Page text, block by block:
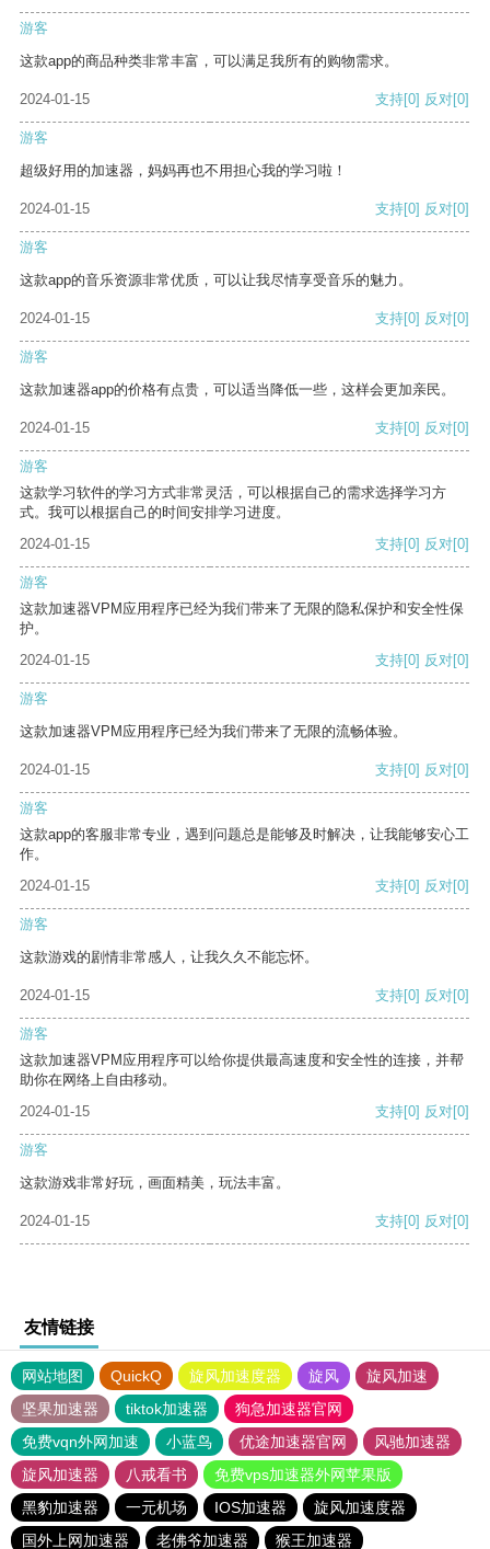
游客
这款app的商品种类非常丰富，可以满足我所有的购物需求。
2024-01-15 支持[0] 反对[0]
游客
超级好用的加速器，妈妈再也不用担心我的学习啦！
2024-01-15 支持[0] 反对[0]
游客
这款app的音乐资源非常优质，可以让我尽情享受音乐的魅力。
2024-01-15 支持[0] 反对[0]
游客
这款加速器app的价格有点贵，可以适当降低一些，这样会更加亲民。
2024-01-15 支持[0] 反对[0]
游客
这款学习软件的学习方式非常灵活，可以根据自己的需求选择学习方
式。我可以根据自己的时间安排学习进度。
2024-01-15
支持[0] 反对[0]
游客
这款加速器VPM应用程序已经为我们带来了无限的隐私保护和安全性保
护。
2024-01-15
支持[0] 反对[0]
游客
这款加速器VPM应用程序已经为我们带来了无限的流畅体验。
2024-01-15 支持[0] 反对[0]
游客
这款app的客服非常专业，遇到问题总是能够及时解决，让我能够安心工
作。
2024-01-15
支持[0] 反对[0]
游客
这款游戏的剧情非常感人，让我久久不能忘怀。
2024-01-15 支持[0] 反对[0]
游客
这款加速器VPM应用程序可以给你提供最高速度和安全性的连接，并帮
助你在网络上自由移动。
2024-01-15
支持[0] 反对[0]
游客
这款游戏非常好玩，画面精美，玩法丰富。
2024-01-15 支持[0] 反对[0]
友情链接
网站地图 QuickQ 旋风加速度器 旋风
旋风加速
坚果加速器
tiktok加速器
狗急加速器官网
免费vqn外网加速
小蓝鸟 优途加速器官网
风驰加速器
旋风加速器
八戒看书
免费vps加速器外网苹果版
黑豹加速器
一元机场 IOS加速器
旋风加速度器
国外上网加速器
老佛爷加速器 猴王加速器